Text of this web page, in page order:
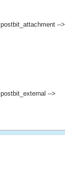
-->
-->